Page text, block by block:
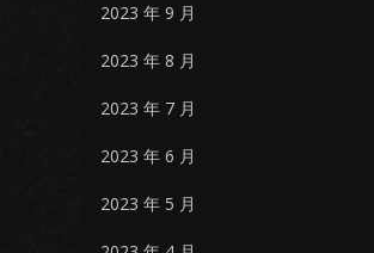
2023 年 9 月
2023 年 8 月
2023 年 7 月
2023 年 6 月
2023 年 5 月